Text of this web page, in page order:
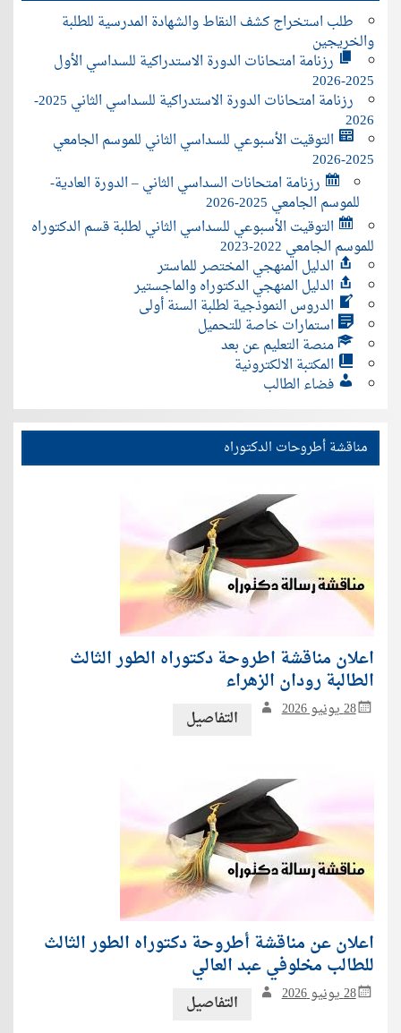
طلب استخراج كشف النقاط والشهادة المدرسية للطلبة
والخريجين
رزنامة امتحانات الدورة الاستدراكية للسداسي الأول
2025-2026
رزنامة امتحانات الدورة الاستدراكية للسداسي الثاني 2025-
2026
التوقيت الأسبوعي للسداسي الثاني للموسم الجامعي
2025-2026
رزنامة امتحانات السداسي الثاني – الدورة العادية-
للموسم الجامعي 2025-2026
التوقيت الأسبوعي للسداسي الثاني لطلبة قسم الدكتوراه
للموسم الجامعي 2022-2023
الدليل المنهجي المختصر للماستر
الدليل المنهجي الدكتوراه والماجستير
الدروس النموذجية لطلبة السنة أولى
استمارات خاصة للتحميل
منصة التعليم عن بعد
المكتبة الالكترونية
فضاء الطالب
مناقشة أطروحات الدكتوراه
اعلان مناقشة اطروحة دكتوراه الطور الثالث
الطالبة رودان الزهراء
28 يونيو 2026 التفاصيل
اعلان عن مناقشة أطروحة دكتوراه الطور الثالث
للطالب مخلوفي عبد العالي
28 يونيو 2026 التفاصيل